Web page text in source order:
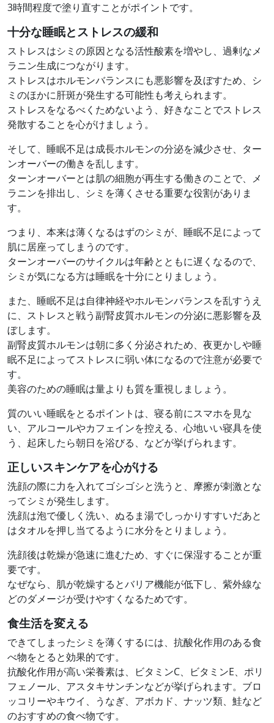
3時間程度で塗り直すことがポイントです。
十分な睡眠とストレスの緩和
ストレスはシミの原因となる活性酸素を増やし、過剰なメ
ラニン生成につながります。
ストレスはホルモンバランスにも悪影響を及ぼすため、シ
ミのほかに肝斑が発生する可能性も考えられます。
ストレスをなるべくためないよう、好きなことでストレス
発散することを心がけましょう。
そして、睡眠不足は成長ホルモンの分泌を減少させ、ター
ンオーバーの働きを乱します。
ターンオーバーとは肌の細胞が再生する働きのことで、メ
ラニンを排出し、シミを薄くさせる重要な役割がありま
す。
つまり、本来は薄くなるはずのシミが、睡眠不足によって
肌に居座ってしまうのです。
ターンオーバーのサイクルは年齢とともに遅くなるので、
シミが気になる方は睡眠を十分にとりましょう。
また、睡眠不足は自律神経やホルモンバランスを乱すうえ
に、ストレスと戦う副腎皮質ホルモンの分泌に悪影響を及
ぼします。
副腎皮質ホルモンは朝に多く分泌されため、夜更かしや睡
眠不足によってストレスに弱い体になるので注意が必要で
す。
美容のための睡眠は量よりも質を重視しましょう。
質のいい睡眠をとるポイントは、寝る前にスマホを見な
い、アルコールやカフェインを控える、心地いい寝具を使
う、起床したら朝日を浴びる、などが挙げられます。
正しいスキンケアを心がける
洗顔の際に力を入れてゴシゴシと洗うと、摩擦が刺激とな
ってシミが発生します。
洗顔は泡で優しく洗い、ぬるま湯でしっかりすすいだあと
はタオルを押し当てるように水分をとりましょう。
洗顔後は乾燥が急速に進むため、すぐに保湿することが重
要です。
なぜなら、肌が乾燥するとバリア機能が低下し、紫外線な
どのダメージが受けやすくなるためです。
食生活を変える
できてしまったシミを薄くするには、抗酸化作用のある食
べ物をとると効果的です。
抗酸化作用が高い栄養素は、ビタミンC、ビタミンE、ポリ
フェノール、アスタキサンチンなどが挙げられます。ブロ
ッコリーやキウイ、うなぎ、アボカド、ナッツ類、鮭など
のおすすめの食べ物です。